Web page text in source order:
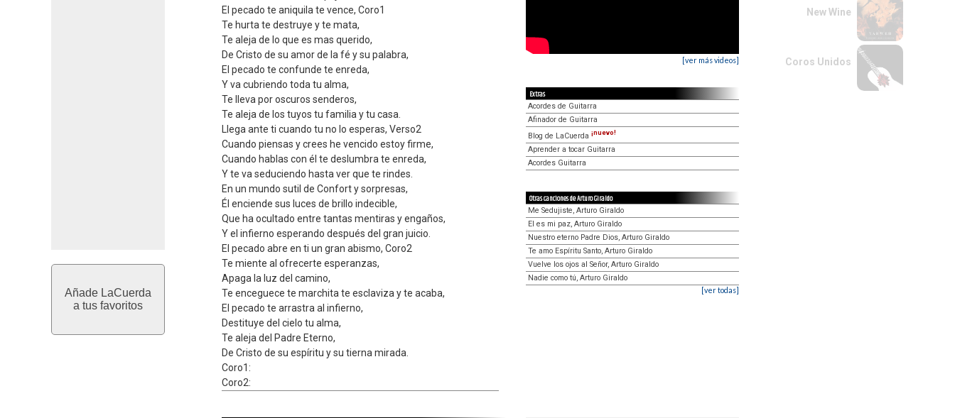
Añade LaCuerda
a tus favoritos
El pecado te aniquila te vence, Coro1
Te hurta te destruye y te mata,
Te aleja de lo que es mas querido,
De Cristo de su amor de la fé y su palabra,
El pecado te confunde te enreda,
Y va cubriendo toda tu alma,
Te lleva por oscuros senderos,
Te aleja de los tuyos tu familia y tu casa.
Llega ante ti cuando tu no lo esperas, Verso2
Cuando piensas y crees he vencido estoy firme,
Cuando hablas con él te deslumbra te enreda,
Y te va seduciendo hasta ver que te rindes.
En un mundo sutil de Confort y sorpresas,
Él enciende sus luces de brillo indecible,
Que ha ocultado entre tantas mentiras y engaños,
Y el infierno esperando después del gran juicio.
El pecado abre en ti un gran abismo, Coro2
Te miente al ofrecerte esperanzas,
Apaga la luz del camino,
Te enceguece te marchita te esclaviza y te acaba,
El pecado te arrastra al infierno,
Destituye del cielo tu alma,
Te aleja del Padre Eterno,
De Cristo de su espíritu y su tierna mirada.
Coro1:
Coro2:
[ver más videos]
Extras
Acordes de Guitarra
Afinador de Guitarra
Blog de LaCuerda ¡nuevo!
Aprender a tocar Guitarra
Acordes Guitarra
Otras canciones de Arturo Giraldo
Me Sedujiste, Arturo Giraldo
El es mi paz, Arturo Giraldo
Nuestro eterno Padre Dios, Arturo Giraldo
Te amo Espíritu Santo, Arturo Giraldo
Vuelve los ojos al Señor, Arturo Giraldo
Nadie como tú, Arturo Giraldo
[ver todas]
New Wine
Coros Unidos